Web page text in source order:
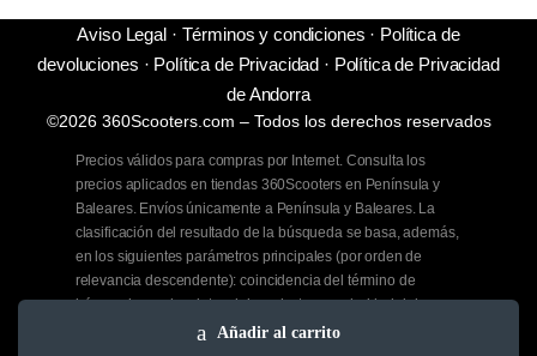
Añadir al carrito
Aviso Legal· Términos y condiciones · Política de
devoluciones · Política de Privacidad · Política de Privacidad
de Andorra
©2026 360Scooters.com – Todos los derechos reservados
Precios válidos para compras por Internet. Consulta los
precios aplicados en tiendas 360Scooters en Península y
Baleares. Envíos únicamente a Península y Baleares. La
clasificación del resultado de la búsqueda se basa, además,
en los siguientes parámetros principales (por orden de
relevancia descendente): coincidencia del término de
búsqueda con los datos del producto, popularidad del
producto, disponibilidad del producto, relevancia de la